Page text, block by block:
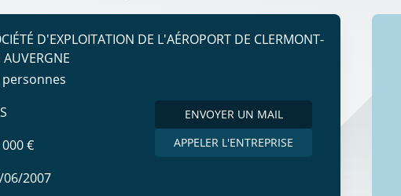
D'EXPLOITATION DE L'AÉROPORT DE CLERMONT-
AUVERGNE
personnes
€
06/2007
ENVOYER UN MAIL
APPELER L'ENTREPRISE